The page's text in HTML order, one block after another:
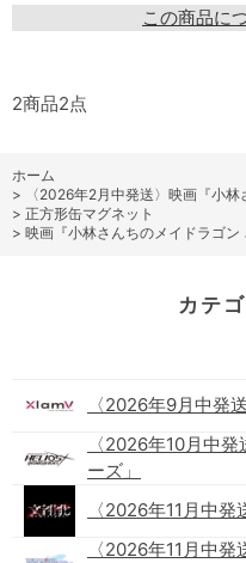
この商品に
2商品2点
ホーム
>
〈2026年2月中発送〉映画『小
> 正方形缶マグネット
> 映画『小林さんちのメイドラゴ
カテ
〈2026年9月中発
〈2026年10月中
ーズ」
〈2026年11月中
〈2026年11月中